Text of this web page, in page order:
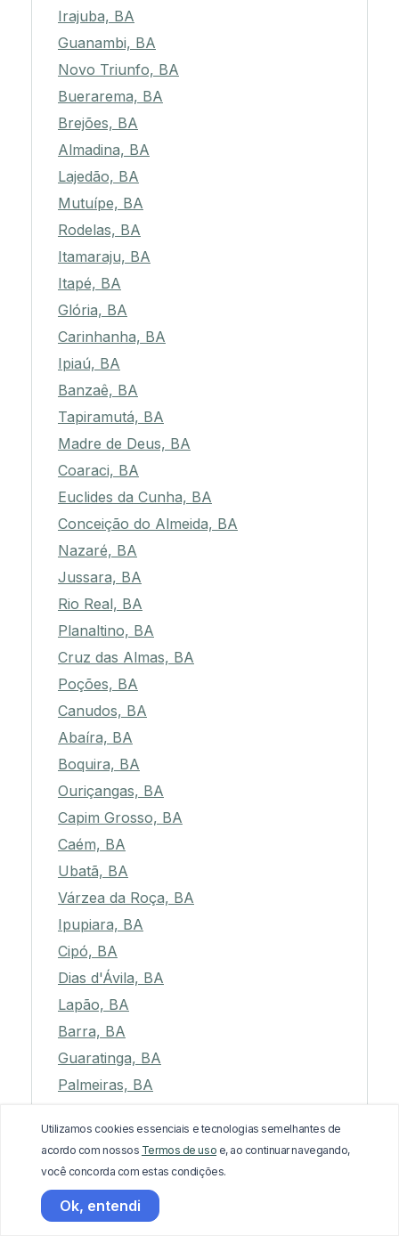
Irajuba, BA
Guanambi, BA
Novo Triunfo, BA
Buerarema, BA
Brejões, BA
Almadina, BA
Lajedão, BA
Mutuípe, BA
Rodelas, BA
Itamaraju, BA
Itapé, BA
Glória, BA
Carinhanha, BA
Ipiaú, BA
Banzaê, BA
Tapiramutá, BA
Madre de Deus, BA
Coaraci, BA
Euclides da Cunha, BA
Conceição do Almeida, BA
Nazaré, BA
Jussara, BA
Rio Real, BA
Planaltino, BA
Cruz das Almas, BA
Poções, BA
Canudos, BA
Abaíra, BA
Boquira, BA
Ouriçangas, BA
Capim Grosso, BA
Caém, BA
Ubatã, BA
Várzea da Roça, BA
Ipupiara, BA
Cipó, BA
Dias d'Ávila, BA
Lapão, BA
Barra, BA
Guaratinga, BA
Palmeiras, BA
Catu, BA
Acajutiba, BA
Formosa do Rio Preto, BA
Várzea do Poço, BA
Utilizamos cookies essenciais e tecnologias semelhantes de
acordo com nossos Termos de uso e, ao continuar navegando,
você concorda com estas condições.
Ok, entendi